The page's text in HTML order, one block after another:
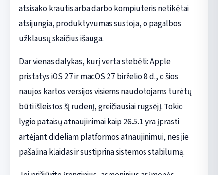
atsisako krautis arba darbo kompiuteris netikėtai
atsijungia, produktyvumas sustoja, o pagalbos
užklausų skaičius išauga.
Dar vienas dalykas, kurį verta stebėti: Apple
pristatys iOS 27 ir macOS 27 birželio 8 d., o šios
naujos kartos versijos visiems naudotojams turėtų
būti išleistos šį rudenį, greičiausiai rugsėjį. Tokio
lygio pataisų atnaujinimai kaip 26.5.1 yra įprasti
artėjant dideliam platformos atnaujinimui, nes jie
pašalina klaidas ir sustiprina sistemos stabilumą.